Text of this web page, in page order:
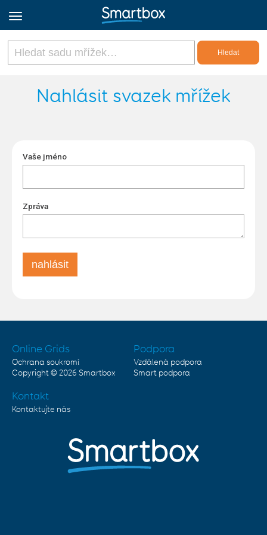
Online Grids
Nahlásit svazek mřížek
Vaše jméno
Zpráva
Online Grids
Ochrana soukromí
Copyright © 2026 Smartbox
Podpora
Vzdálená podpora
Smart podpora
Kontakt
Kontaktujte nás